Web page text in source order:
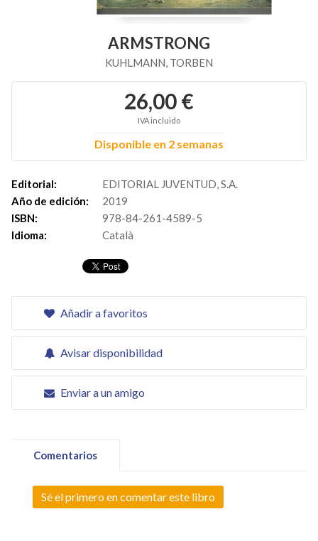
ARMSTRONG
KUHLMANN, TORBEN
26,00 €
IVA incluido
Disponible en 2 semanas
Editorial:
EDITORIAL JUVENTUD, S.A.
Año de edición:
2019
ISBN:
978-84-261-4589-5
Idioma:
Català
Añadir a favoritos
Avisar disponibilidad
Enviar a un amigo
Comentarios
Sé el primero en comentar este libro